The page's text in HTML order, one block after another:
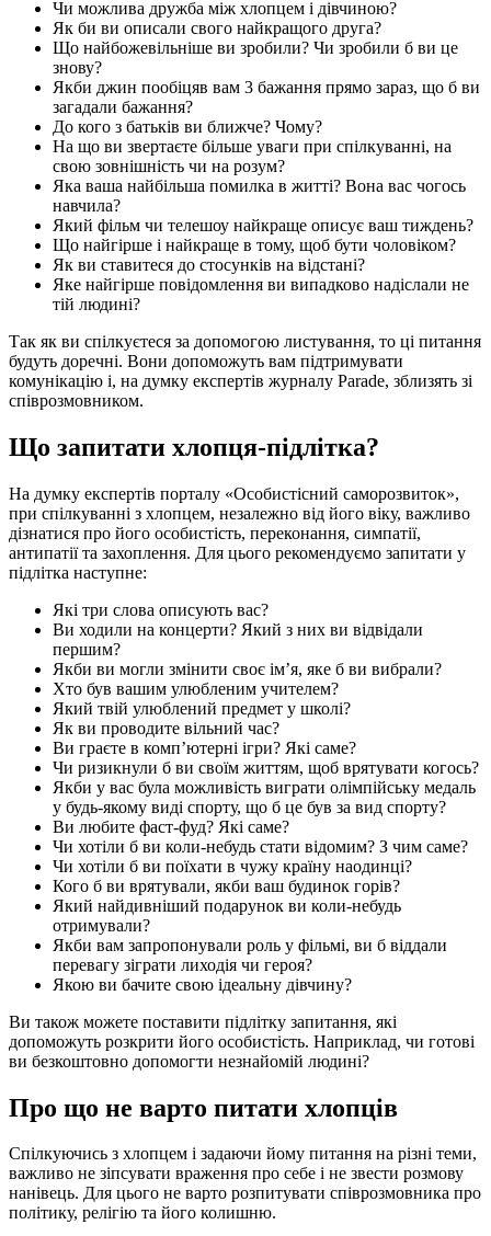
Чи можлива дружба між хлопцем і дівчиною?
Як би ви описали свого найкращого друга?
Що найбожевільніше ви зробили? Чи зробили б ви це
знову?
Якби джин пообіцяв вам 3 бажання прямо зараз, що б ви
загадали бажання?
До кого з батьків ви ближче? Чому?
На що ви звертаєте більше уваги при спілкуванні, на
свою зовнішність чи на розум?
Яка ваша найбільша помилка в житті? Вона вас чогось
навчила?
Який фільм чи телешоу найкраще описує ваш тиждень?
Що найгірше і найкраще в тому, щоб бути чоловіком?
Як ви ставитеся до стосунків на відстані?
Яке найгірше повідомлення ви випадково надіслали не
тій людині?
Так як ви спілкуєтеся за допомогою листування, то ці питання
будуть доречні. Вони допоможуть вам підтримувати
комунікацію і, на думку експертів журналу Parade, зблизять зі
співрозмовником.
Що запитати хлопця-підлітка?
На думку експертів порталу «Особистісний саморозвиток»,
при спілкуванні з хлопцем, незалежно від його віку, важливо
дізнатися про його особистість, переконання, симпатії,
антипатії та захоплення. Для цього рекомендуємо запитати у
підлітка наступне:
Які три слова описують вас?
Ви ходили на концерти? Який з них ви відвідали
першим?
Якби ви могли змінити своє ім’я, яке б ви вибрали?
Хто був вашим улюбленим учителем?
Який твій улюблений предмет у школі?
Як ви проводите вільний час?
Ви граєте в комп’ютерні ігри? Які саме?
Чи ризикнули б ви своїм життям, щоб врятувати когось?
Якби у вас була можливість виграти олімпійську медаль
у будь-якому виді спорту, що б це був за вид спорту?
Ви любите фаст-фуд? Які саме?
Чи хотіли б ви коли-небудь стати відомим? З чим саме?
Чи хотіли б ви поїхати в чужу країну наодинці?
Кого б ви врятували, якби ваш будинок горів?
Який найдивніший подарунок ви коли-небудь
отримували?
Якби вам запропонували роль у фільмі, ви б віддали
перевагу зіграти лиходія чи героя?
Якою ви бачите свою ідеальну дівчину?
Ви також можете поставити підлітку запитання, які
допоможуть розкрити його особистість. Наприклад, чи готові
ви безкоштовно допомогти незнайомій людині?
Про що не варто питати хлопців
Спілкуючись з хлопцем і задаючи йому питання на різні теми,
важливо не зіпсувати враження про себе і не звести розмову
нанівець. Для цього не варто розпитувати співрозмовника про
політику, релігію та його колишню.